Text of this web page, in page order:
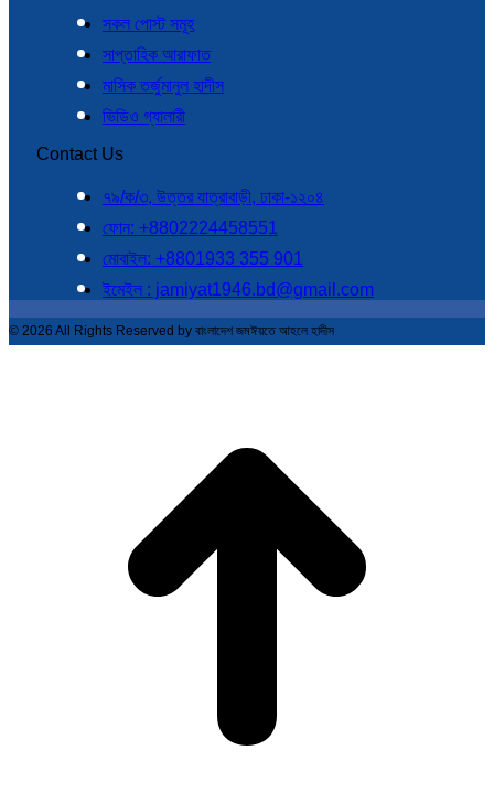
সকল পোস্ট সমূহ
সাপ্তাহিক আরাফাত
মাসিক তর্জুমানুল হাদীস
ভিডিও গ্যালারী
Contact Us
৭৯/ক/৩, উত্তর যাত্রাবাড়ী, ঢাকা-১২০৪
ফোন: +8802224458551
মোবাইল: +8801933 355 901
ইমেইল : jamiyat1946.bd@gmail.com
© 2026 All Rights Reserved by বাংলাদেশ জমঈয়তে আহলে হাদীস